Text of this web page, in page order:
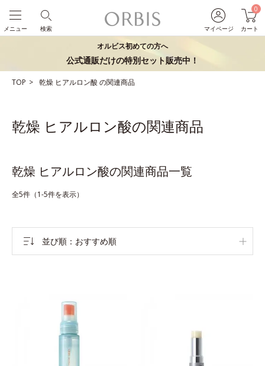
マイページ
0
カート
検索
メニュー
オルビス初めての方へ
公式通販だけの特別セット販売中！
TOP 乾燥 ヒアルロン酸 の関連商品
乾燥 ヒアルロン酸の関連商品
乾燥 ヒアルロン酸の関連商品一覧
全5件（1-5件を表示）
並び順 おすすめ順